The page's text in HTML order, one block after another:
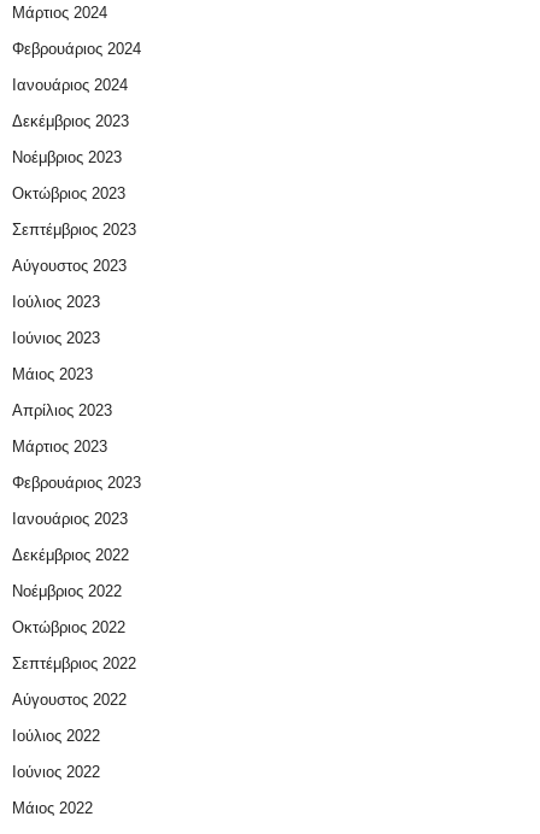
Μάρτιος 2024
Φεβρουάριος 2024
Ιανουάριος 2024
Δεκέμβριος 2023
Νοέμβριος 2023
Οκτώβριος 2023
Σεπτέμβριος 2023
Αύγουστος 2023
Ιούλιος 2023
Ιούνιος 2023
Μάιος 2023
Απρίλιος 2023
Μάρτιος 2023
Φεβρουάριος 2023
Ιανουάριος 2023
Δεκέμβριος 2022
Νοέμβριος 2022
Οκτώβριος 2022
Σεπτέμβριος 2022
Αύγουστος 2022
Ιούλιος 2022
Ιούνιος 2022
Μάιος 2022